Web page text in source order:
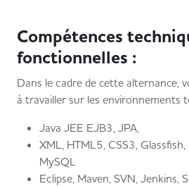
​Compétences
fonctionnelles :
Dans le cadre de cette alternance,
à travailler sur les environnements
Java JEE EJB3, JPA,
XML, HTML5, CSS3,
MySQL
Eclipse, Maven, SVN, Jenkins,